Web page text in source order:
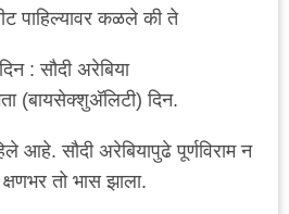
पाहिल्यावर कळले की ते
: सौदी अरेबिया
(बायसेक्शुअ‍ॅलिटी) दिन.
आहे. सौदी अरेबियापुढे पूर्णविराम न
तो भास झाला.